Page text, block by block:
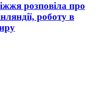
розповіла про
роботу в